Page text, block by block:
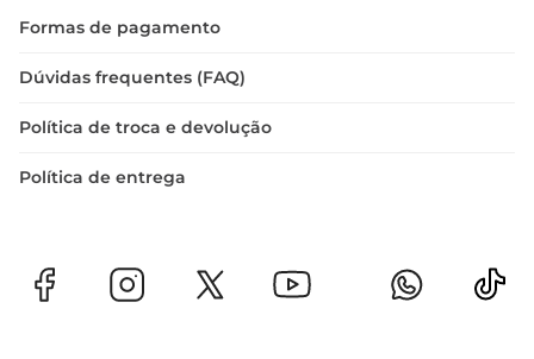
Experimente o Sabor Lacta
Lacta Cookies Laka, não perca a oportunidade de
simples lanche
Formas de pagamento
Dúvidas frequentes (FAQ)
Política de troca e devolução
Política de entrega